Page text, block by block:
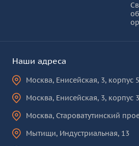
Наши адреса
Москва, Енисейская, 3, корпус 5
Москва, Енисейская, 3, корпус 3
Москва, Староватутинский
Мытищи, Индустриальная, 13